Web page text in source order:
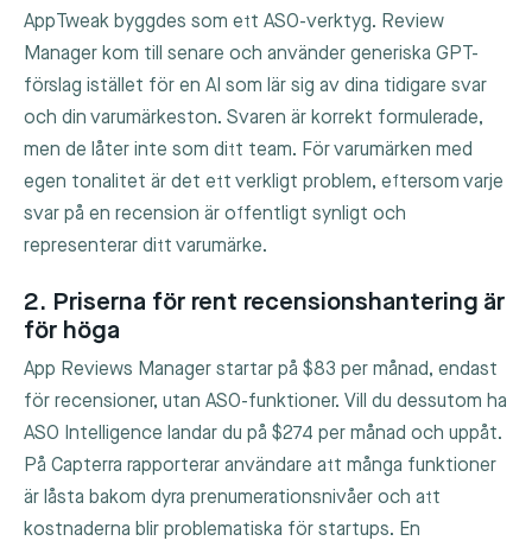
AppTweak byggdes som ett ASO-verktyg. Review
Manager kom till senare och använder generiska GPT-
förslag istället för en AI som lär sig av dina tidigare svar
och din varumärkeston. Svaren är korrekt formulerade,
men de låter inte som ditt team. För varumärken med
egen tonalitet är det ett verkligt problem, eftersom varje
svar på en recension är offentligt synligt och
representerar ditt varumärke.
2. Priserna för rent recensionshantering är
för höga
App Reviews Manager startar på $83 per månad, endast
för recensioner, utan ASO-funktioner. Vill du dessutom ha
ASO Intelligence landar du på $274 per månad och uppåt.
På Capterra rapporterar användare att många funktioner
är låsta bakom dyra prenumerationsnivåer och att
kostnaderna blir problematiska för startups. En